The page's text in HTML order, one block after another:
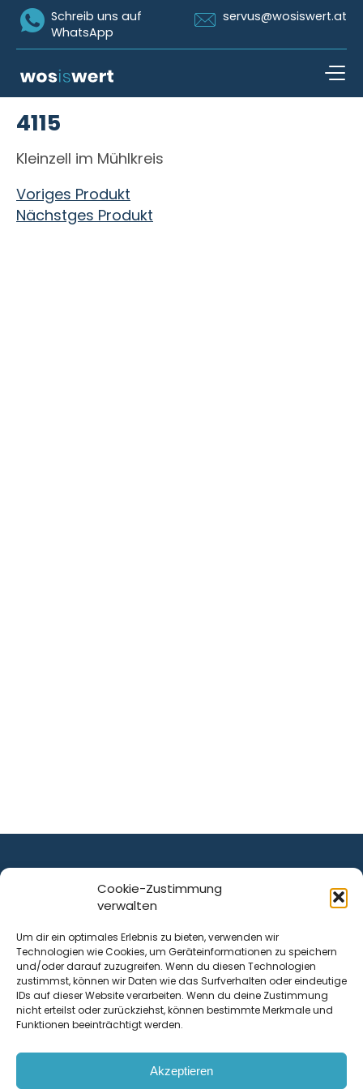
Cookie-Zustimmung
verwalten
Um dir ein optimales Erlebnis zu bieten, verwenden wir
Technologien wie Cookies, um Geräteinformationen zu speichern
und/oder darauf zuzugreifen. Wenn du diesen Technologien
zustimmst, können wir Daten wie das Surfverhalten oder eindeutige
IDs auf dieser Website verarbeiten. Wenn du deine Zustimmung
nicht erteilst oder zurückziehst, können bestimmte Merkmale und
Funktionen beeinträchtigt werden.
Akzeptieren
Icon Whatsapp
Schreib uns auf
WhatsApp
Icon Email
servus@wosiswert.at
4115
Kleinzell im Mühlkreis
Beitragsnavigation
Voriges Produkt
Nächstges Produkt
ist ein Service von
Krenn Real GmbH
Tischlerstraße 12
4050Traun| Österreich
Kontakt